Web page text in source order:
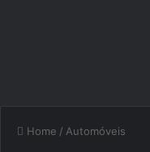
Home / Automóveis